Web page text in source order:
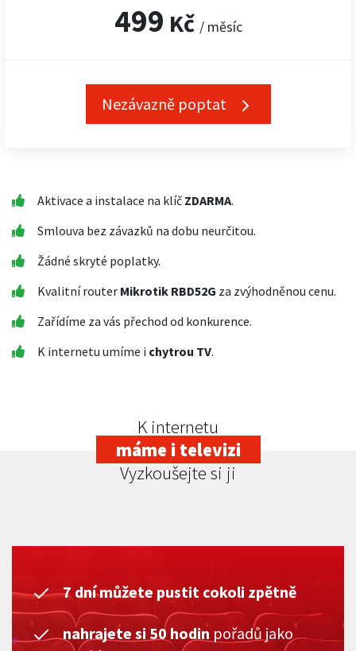
499 Kč / měsíc
Nezávazně poptat
Aktivace a instalace na klíč ZDARMA.
Smlouva bez závazků na dobu neurčitou.
Žádné skryté poplatky.
Kvalitní router Mikrotik RBD52G za zvýhodněnou cenu.
Zařídíme za vás přechod od konkurence.
K internetu umíme i chytrou TV.
K internetu
máme i televizi
Vyzkoušejte si ji
7 dní můžete pustit cokoli zpětně
nahrajete si 50 hodin pořadů jako